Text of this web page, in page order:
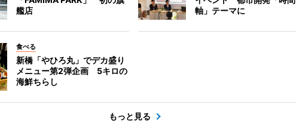
艦店
軸」テーマに
食べる
新橋「やひろ丸」でデカ盛り
メニュー第2弾企画 5キロの
海鮮ちらし
もっと見る